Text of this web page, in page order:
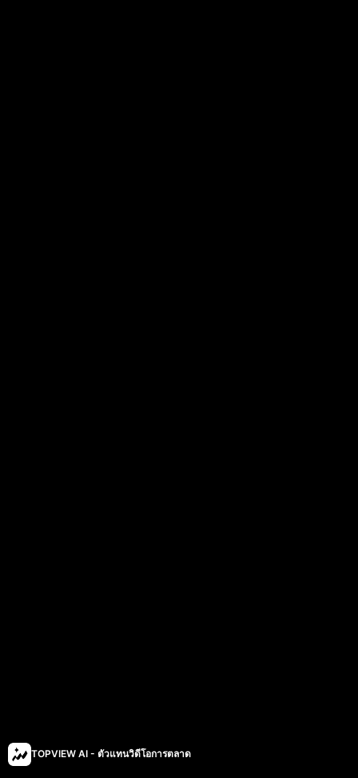
TOPVIEW AI - ตัวแทนวิดีโอการตลาด